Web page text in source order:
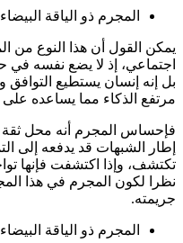
المجرم ذو الياقة
يمكن القول أن هذا النوع من
اجتماعي، إذ لا يضع نفسه في
بل إنه إنسان يستطيع
مرتفع الذكاء مما يساعده
فإحساس المجرم أنه محل
إطار الشبهات قد يدفعه إلى
تكتشف، وإذا اكتشفت فإنها
نظرا لكون المجرم في هذا
جريمته.
المجرم ذو الياقة